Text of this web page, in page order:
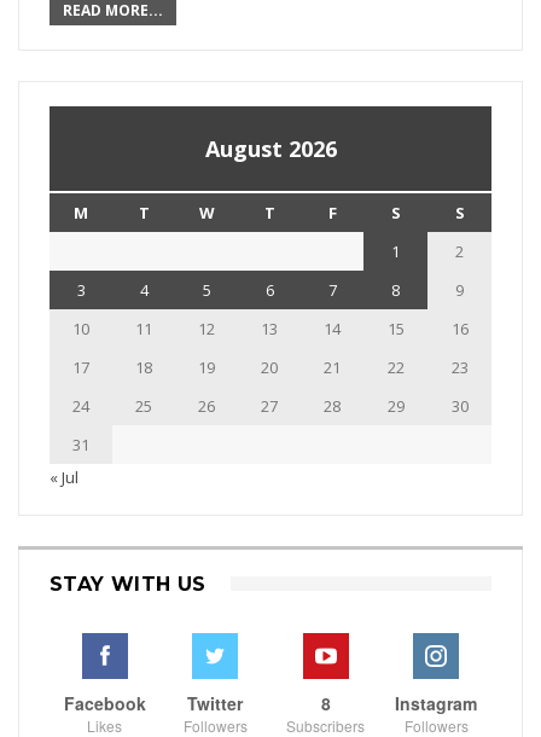
READ MORE...
August 2026
M T W T F S
S
1
2
3
4 5 6 7 8
9
10
11 12 13 14 15
16
17
18 19 20 21 22
23
24
25 26 27 28 29
30
31
« Jul
STAY WITH US
Facebook
Likes
Twitter
Followers
8
Subscribers
Instagram
Followers